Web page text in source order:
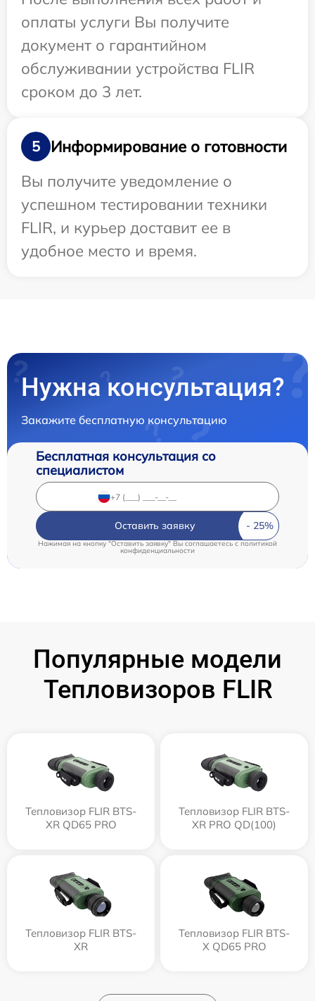
оплаты услуги Вы получите
документ о гарантийном
обслуживании устройства FLIR
сроком до 3 лет.
5
Информирование о готовности
Вы получите уведомление о
успешном тестировании техники
FLIR, и курьер доставит ее в
удобное место и время.
Нужна консультация?
Закажите бесплатную консультацию
Бесплатная консультация со
специалистом
Оставить заявку
Нажимая на кнопку "Оставить заявку" Вы соглашаетесь c политикой
конфиденциальности
Популярные модели
Тепловизоров FLIR
Тепловизор FLIR BTS-
XR QD65 PRO
Тепловизор FLIR BTS-
XR PRO QD(100)
Тепловизор FLIR BTS-
XR
Тепловизор FLIR BTS-
X QD65 PRO